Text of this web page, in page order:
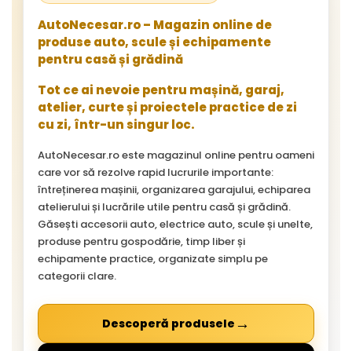
AutoNecesar.ro – Magazin online de
produse auto, scule și echipamente
pentru casă și grădină
Tot ce ai nevoie pentru mașină, garaj,
atelier, curte și proiectele practice de zi
cu zi, într-un singur loc.
AutoNecesar.ro este magazinul online pentru oameni
care vor să rezolve rapid lucrurile importante:
întreținerea mașinii, organizarea garajului, echiparea
atelierului și lucrările utile pentru casă și grădină.
Găsești accesorii auto, electrice auto, scule și unelte,
produse pentru gospodărie, timp liber și
echipamente practice, organizate simplu pe
categorii clare.
Descoperă produsele →